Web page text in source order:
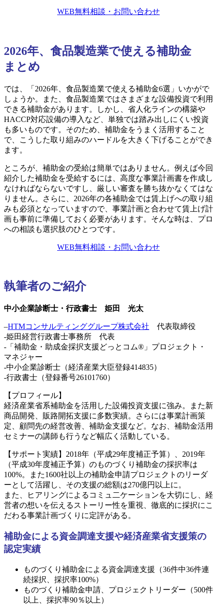
WEB無料相談・お問い合わせ
2026年、食品製造業で使える補助金
まとめ
では、「2026年、食品製造業で使える補助金6選」いかがで
しょうか。また、食品製造業ではさまざまな設備投資で利用
できる補助金があります。しかし、省人化ラインの構築や
HACCP対応設備の導入など、単独では踏み出しにくい投資
も多いものです。そのため、補助金をうまく活用すること
で、こうした取り組みのハードルを大きく下げることができ
ます。
ところが、補助金の受給は簡単ではありません。例えば今回
紹介した補助金を受給するには、高度な事業計画書を作成し
なければならないですし、厳しい審査を勝ち抜かなくてはな
りません。さらに、2026年の各補助金では賃上げへの取り組
みも必須となっていますので、事業計画と合わせて賃上げ計
画も事前に準備しておく必要があります。そんな時は、プロ
への相談も選択肢のひとつです。
WEB無料相談・お問い合わせ
執筆者のご紹介
中小企業診断士・行政書士 姫田 光太
–HTMコンサルティンググループ株式会社 代表取締役
-姫田経営行政書士事務所 代表
-「補助金・助成金採択支援どっとコム®」プロジェクト・
マネジャー
-中小企業診断士（経済産業大臣登録414835）
-行政書士（登録番号26101760）
【プロフィール】
経済産業省系補助金を活用した設備投資支援に強み。また新
商品開発、販路開拓支援に多数実績。さらには事業計画策
定、顧問先の経営改善、補助金支援など。なお、補助金活用
セミナーの講師も行うなど幅広く活動している。
【サポート実績】2018年（平成29年度補正予算）、2019年
（平成30年度補正予算）のものづくり補助金の採択率は
100%。また1600社以上の補助金申請プロジェクトのリーダ
ーとして活躍し、その支援の総額は270億円以上に。
また、ヒアリングによるコミュ二ケーションを大切にし、経
営者の想いを伝えるストーリー性を重視、徹底的に採択にこ
だわる事業計画づくりに定評がある。
補助金による資金調達支援や経済産業省支援策の
認定実績
ものづくり補助金による資金調達支援（36件中36件連
続採択、採択率100%）
ものづくり補助金申請、プロジェクトリーダー（500件
以上、採択率90％以上）